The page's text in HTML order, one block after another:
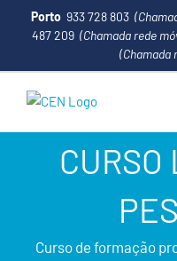
Porto 933 728 803
487 209 (Chamada rede
(Chamada
CURSO
Curso de formação